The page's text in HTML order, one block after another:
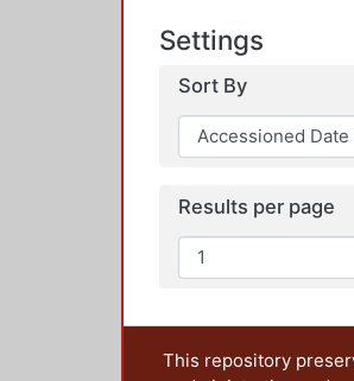
Settings
Sort By
Results per page
This repository